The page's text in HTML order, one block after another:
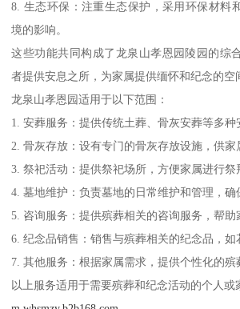
8. 生态环保：注重生态保护，采用环保材料
境的影响。
这些功能共同构成了龙泉山孝恩园陵园的综
者提供安息之所，为家属提供缅怀和纪念的空
龙泉山孝恩园适用于以下范围：
1. 安葬服务：提供传统土葬、骨灰安葬等多种
2. 骨灰存放：设有专门的骨灰存放设施，供家
3. 祭祀活动：提供祭祀场所，方便家属进行祭
4. 墓地维护：负责墓地的日常维护和管理，确
5. 咨询服务：提供殡葬相关的咨询服务，帮助
6. 纪念品销售：销售与殡葬相关的纪念品，如
7. 其他服务：根据家属需求，提供个性化的殡
以上服务适用于需要殡葬和纪念活动的个人或